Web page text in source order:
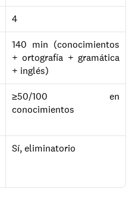
4
140 min (conocimientos
+ ortografía + gramática
+ inglés)
≥50/100 en
conocimientos
Sí, eliminatorio